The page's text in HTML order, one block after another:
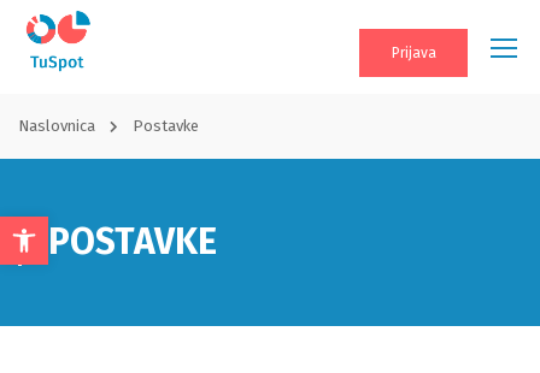
Open
Prijava
Naslovnica Postavke
POSTAVKE